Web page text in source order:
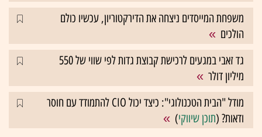
משפחת המייסדים ניצחה את הדירקטוריון, עכשיו כולם
הולכים
גד זאבי במגעים לרכישת קבוצת גדות לפי שווי של 550
מיליון דולר
מודל "הבית הטכנולוגי": כיצד יכול CIO להתמודד עם חוסר
ודאות? (תוכן שיווקי)